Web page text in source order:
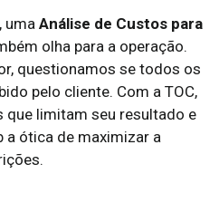
uma Análise de Custos para
olha para a operação.
questionamos se todos os
pelo cliente. Com a TOC,
limitam seu resultado e
ótica de maximizar a